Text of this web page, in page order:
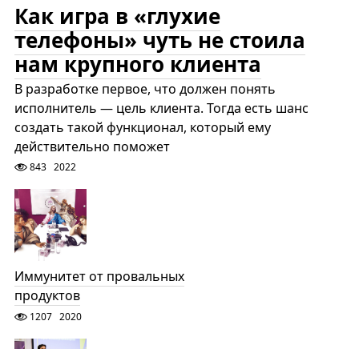
Как игра в «глухие
телефоны» чуть не стоила
нам крупного клиента
В разработке первое, что должен понять
исполнитель — цель клиента. Тогда есть шанс
создать такой функционал, который ему
действительно поможет
843 2022
Иммунитет от провальных
продуктов
1207 2020